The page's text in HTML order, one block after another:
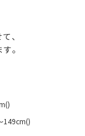
、
。
()
149cm()